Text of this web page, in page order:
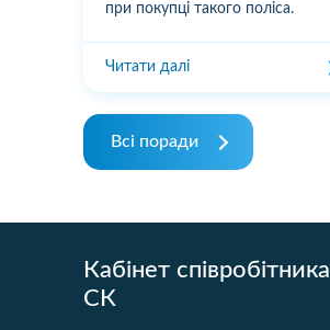
при покупці такого поліса.
Читати далі
Всі поради
Кабінет співробітника
СК